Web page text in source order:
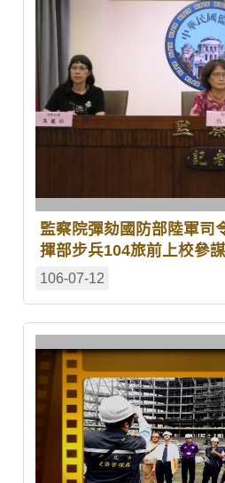
監察院彈劾國防部陸軍司
揮部步兵104旅前上校參
106-07-12